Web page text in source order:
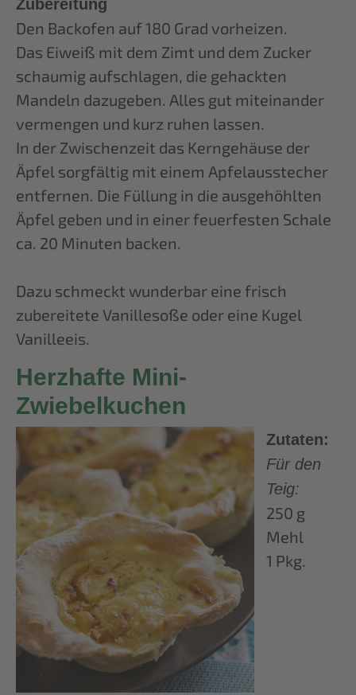
Zubereitung
Den Backofen auf 180 Grad vorheizen.
Das Eiweiß mit dem Zimt und dem Zucker
schaumig aufschlagen, die gehackten
Mandeln dazugeben. Alles gut miteinander
vermengen und kurz ruhen lassen.
In der Zwischenzeit das Kerngehäuse der
Äpfel sorgfältig mit einem Apfelausstecher
entfernen. Die Füllung in die ausgehöhlten
Äpfel geben und in einer feuerfesten Schale
ca. 20 Minuten backen.
Dazu schmeckt wunderbar eine frisch
zubereitete Vanillesoße oder eine Kugel
Vanilleeis.
Herzhafte Mini-
Zwiebelkuchen
Zutaten:
Für den
Teig:
250 g
Mehl
1 Pkg.